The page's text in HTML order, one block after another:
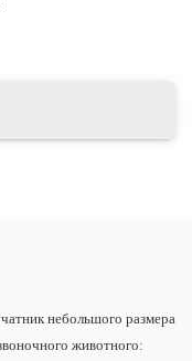
небольшого размера
животного: